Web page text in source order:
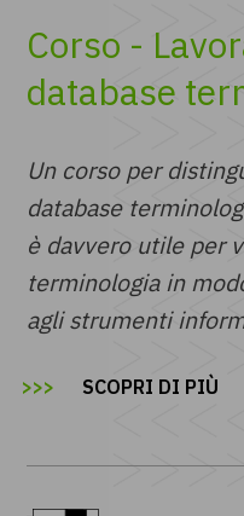
Corso -
database
Un corso per
database
è davvero utile per
terminologia in
agli strumenti
SCOPRI DI PIÙ